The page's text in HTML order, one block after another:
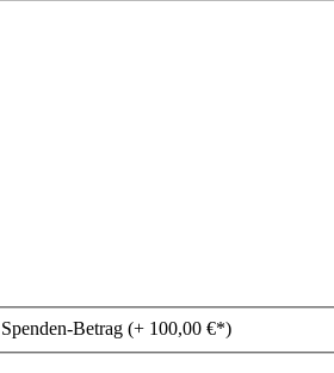
Spenden-Betrag (+ 100,00 €*)